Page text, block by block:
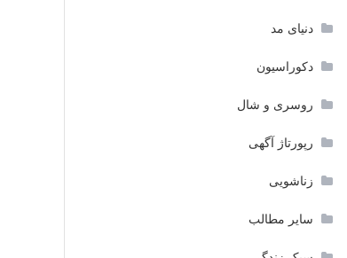
دنیای مد
دکوراسیون
روسری و شال
رپورتاژ آگهی
زناشویی
سایر مطالب